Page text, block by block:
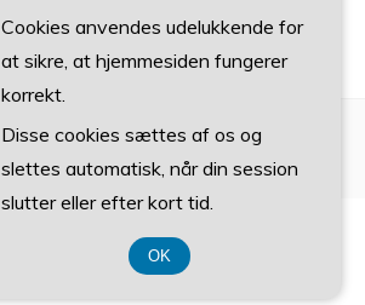
Cookies anvendes udelukkende for
at sikre, at hjemmesiden fungerer
korrekt.
Disse cookies sættes af os og
slettes automatisk, når din session
slutter eller efter kort tid.
OK